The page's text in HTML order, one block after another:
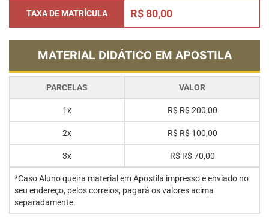
TAXA DE MATRÍCULA R$ 80,00
MATERIAL DIDÁTICO EM APOSTILA
PARCELAS VALOR
1x R$ R$ 200,00
2x R$ R$ 100,00
3x R$ R$ 70,00
*Caso Aluno queira material em Apostila impresso e enviado no
seu endereço, pelos correios, pagará os valores acima
separadamente.